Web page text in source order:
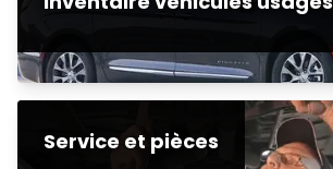
Service et pièces